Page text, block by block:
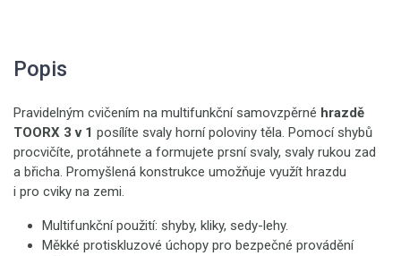
Popis
Pravidelným cvičením na multifunkční samovzpěrné hrazdě
TOORX 3 v 1 posílíte svaly horní poloviny těla. Pomocí shybů
procvičíte, protáhnete a formujete prsní svaly, svaly rukou zad
a břicha. Promyšlená konstrukce umožňuje využít hrazdu
i pro cviky na zemi.
Multifunkční použití: shyby, kliky, sedy-lehy.
Měkké protiskluzové úchopy pro bezpečné provádění